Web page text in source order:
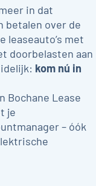
in dat
betalen over de
leaseauto’s met
doorbelasten aan
kom nú in
Bochane Lease
je
– óók